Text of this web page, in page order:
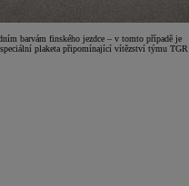
barvám finského jezdce – v tomto případě je
plaketa připomínající vítězství týmu TGR